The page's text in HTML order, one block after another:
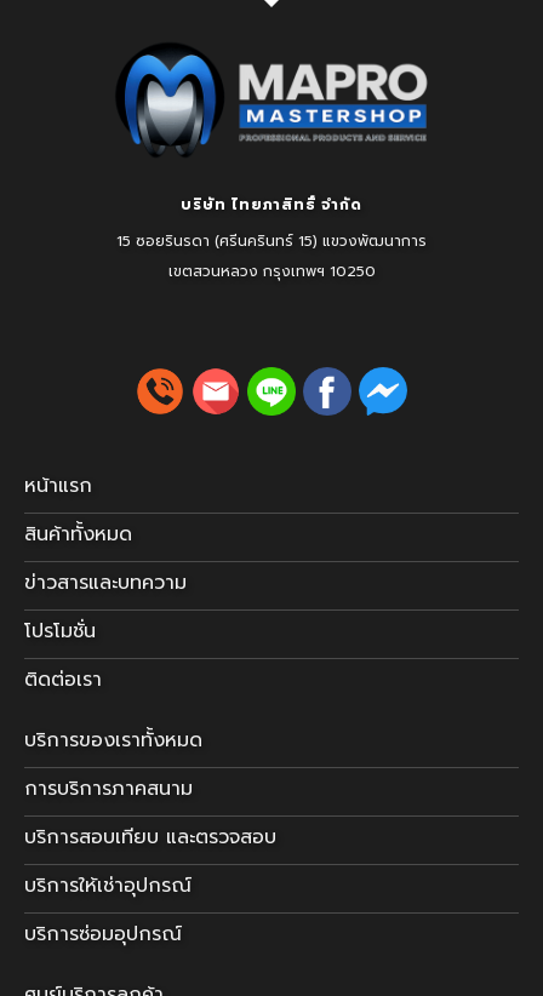
บริษัท ไทยภาสิทธิ์ จำกัด
15 ซอยรินรดา (ศรีนครินทร์ 15) แขวงพัฒนาการ
เขตสวนหลวง กรุงเทพฯ 10250
หน้าแรก
สินค้าทั้งหมด
ข่าวสารและบทความ
โปรโมชั่น
ติดต่อเรา
บริการของเราทั้งหมด
การบริการภาคสนาม
บริการสอบเทียบ และตรวจสอบ
บริการให้เช่าอุปกรณ์
บริการซ่อมอุปกรณ์